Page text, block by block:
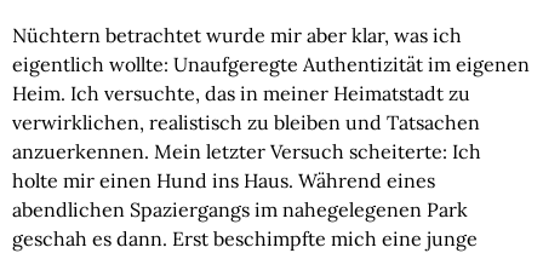
Nüchtern betrachtet wurde mir aber klar, was ich
eigentlich wollte: Unaufgeregte Authentizität im eigenen
Heim. Ich versuchte, das in meiner Heimatstadt zu
verwirklichen, realistisch zu bleiben und Tatsachen
anzuerkennen. Mein letzter Versuch scheiterte: Ich
holte mir einen Hund ins Haus. Während eines
abendlichen Spaziergangs im nahegelegenen Park
geschah es dann. Erst beschimpfte mich eine junge